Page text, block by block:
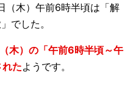
（木）午前6時半頃は「解
でした。
木）の「午前6時半頃～午
たようです。